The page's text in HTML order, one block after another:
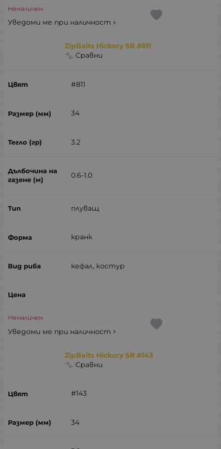
Неналичен
Уведоми ме при наличност
ZipBaits Hickory SR #811
Сравни
#811
34
3.2
0.6-1.0
плуващ
кранк
кефал, костур
Неналичен
Уведоми ме при наличност
ZipBaits Hickory SR #143
Сравни
#143
34